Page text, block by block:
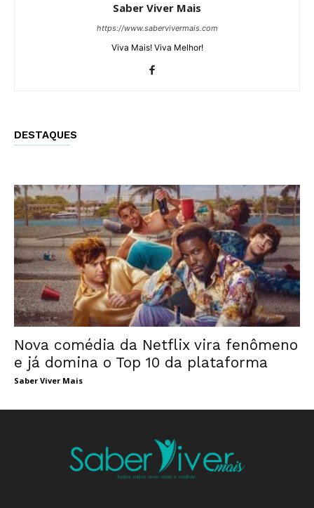
Saber Viver Mais
https://www.sabervivermais.com
Viva Mais! Viva Melhor!
DESTAQUES
Nova comédia da Netflix vira fenômeno
e já domina o Top 10 da plataforma
Saber Viver Mais